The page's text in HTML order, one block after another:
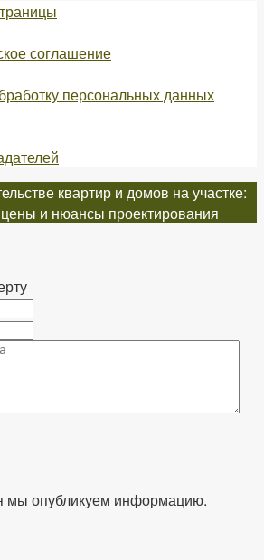
соглашение
персональных данных
квартир и домов на участке:
и нюансы проектирования
мы опубликуем информацию.